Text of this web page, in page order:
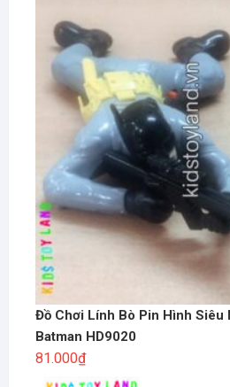
Đồ Chơi Lính Bò Pin Hình Siêu
Batman HD9020
81.000₫